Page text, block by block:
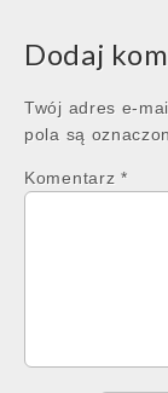
Dodaj
Twój adres e-
pola są
Komentarz *